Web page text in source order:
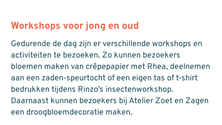
Workshops voor jong en oud
Gedurende de dag zijn er verschillende workshops en
activiteiten te bezoeken. Zo kunnen bezoekers
bloemen maken van crêpepapier met Rhea, deelnemen
aan een zaden-speurtocht of een eigen tas of t-shirt
bedrukken tijdens Rinzo’s insectenworkshop.
Daarnaast kunnen bezoekers bij Atelier Zoet en Zagen
een droogbloemdecoratie maken.